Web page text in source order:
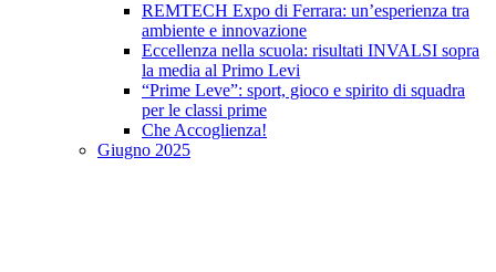
REMTECH Expo di Ferrara: un’esperienza tra
ambiente e innovazione
Eccellenza nella scuola: risultati INVALSI sopra
la media al Primo Levi
“Prime Leve”: sport, gioco e spirito di squadra
per le classi prime
Che Accoglienza!
Giugno 2025